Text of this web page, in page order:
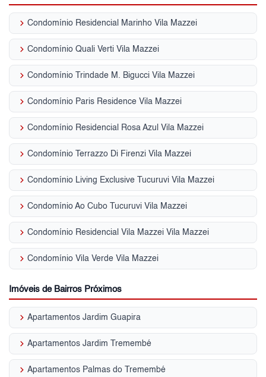
keyboard_arrow_right Condomínio Residencial Marinho Vila Mazzei
keyboard_arrow_right Condomínio Quali Verti Vila Mazzei
keyboard_arrow_right Condomínio Trindade M. Bigucci Vila Mazzei
keyboard_arrow_right Condomínio Paris Residence Vila Mazzei
keyboard_arrow_right Condomínio Residencial Rosa Azul Vila Mazzei
keyboard_arrow_right Condomínio Terrazzo Di Firenzi Vila Mazzei
keyboard_arrow_right Condomínio Living Exclusive Tucuruvi Vila Mazzei
keyboard_arrow_right Condomínio Ao Cubo Tucuruvi Vila Mazzei
keyboard_arrow_right Condomínio Residencial Vila Mazzei Vila Mazzei
keyboard_arrow_right Condomínio Vila Verde Vila Mazzei
Imóveis de Bairros Próximos
keyboard_arrow_right Apartamentos Jardim Guapira
keyboard_arrow_right Apartamentos Jardim Tremembé
keyboard_arrow_right Apartamentos Palmas do Tremembé